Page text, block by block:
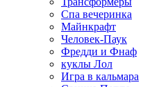
Спа вечеринка
Майнкрафт
Человек-Паук
Фредди и Фнаф
куклы Лол
Игра в кальмара